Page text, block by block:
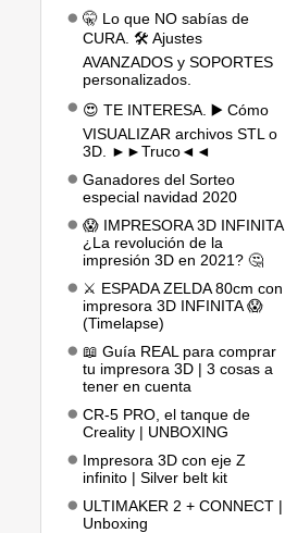
🤫 Lo que NO sabías de
CURA. 🛠️ Ajustes
AVANZADOS y SOPORTES
personalizados.
😍 TE INTERESA. ▶️ Cómo
VISUALIZAR archivos STL o
3D. ►►Truco◄◄
Ganadores del Sorteo
especial navidad 2020
😱 IMPRESORA 3D INFINITA.
¿La revolución de la
impresión 3D en 2021? 🤔
⚔️ ESPADA ZELDA 80cm con
impresora 3D INFINITA 😱
(Timelapse)
📖 Guía REAL para comprar
tu impresora 3D | 3 cosas a
tener en cuenta
CR-5 PRO, el tanque de
Creality | UNBOXING
Impresora 3D con eje Z
infinito | Silver belt kit
ULTIMAKER 2 + CONNECT |
Unboxing